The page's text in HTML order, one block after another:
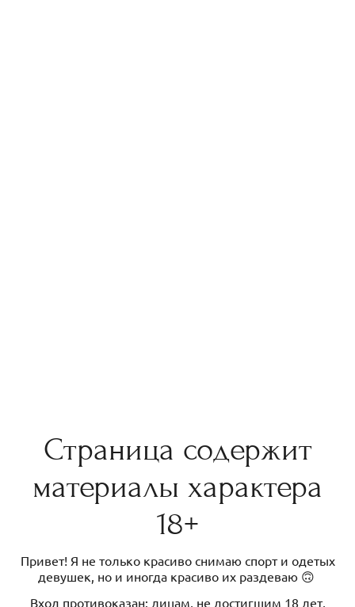
Страница содержит
материалы характера
18+
Привет! Я не только красиво снимаю спорт и одетых
девушек, но и иногда красиво их раздеваю 🙃
Вход противоказан: лицам, не достигшим 18 лет,